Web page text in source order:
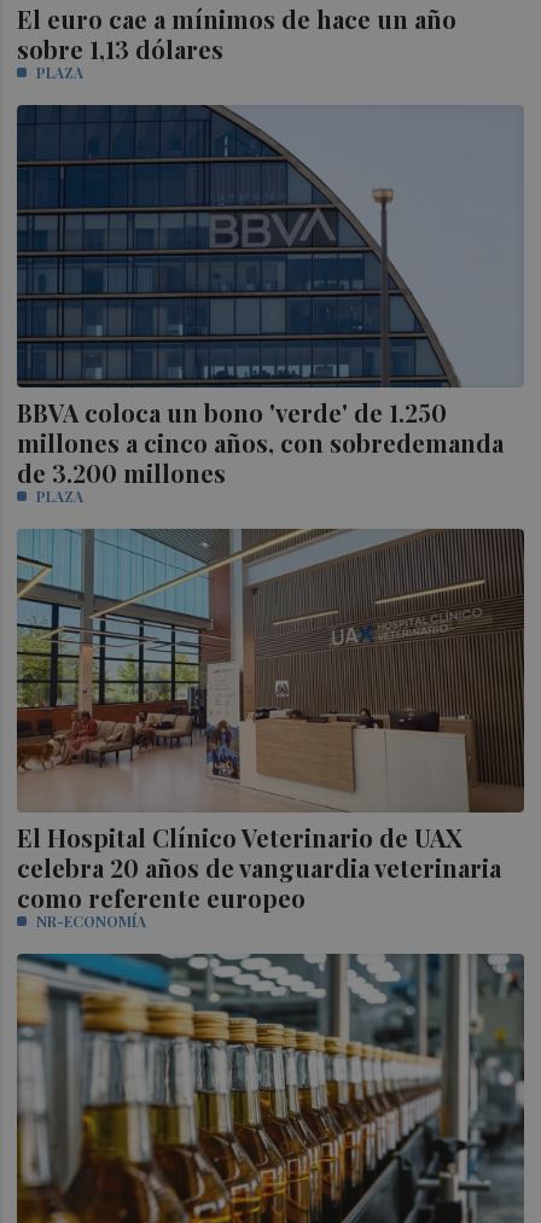
El euro cae a mínimos de hace un año
sobre 1,13 dólares
PLAZA
BBVA coloca un bono 'verde' de 1.250
millones a cinco años, con sobredemanda
de 3.200 millones
PLAZA
El Hospital Clínico Veterinario de UAX
celebra 20 años de vanguardia veterinaria
como referente europeo
NR-ECONOMÍA